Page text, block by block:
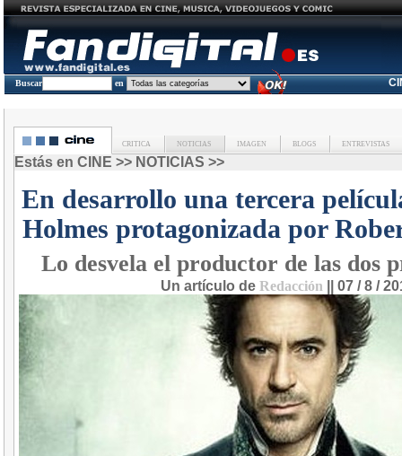
Buscar en
CRITICA NOTICIAS IMAGEN BLOGS ENTREVISTAS
Estás en CINE >> NOTICIAS >>
En desarrollo una tercera
Holmes protagonizada por
Lo desvela el productor de las dos
Un artículo de Redacción || 07 / 8 /